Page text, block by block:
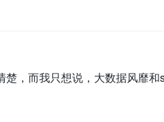
，而我只想说，大数据风靡